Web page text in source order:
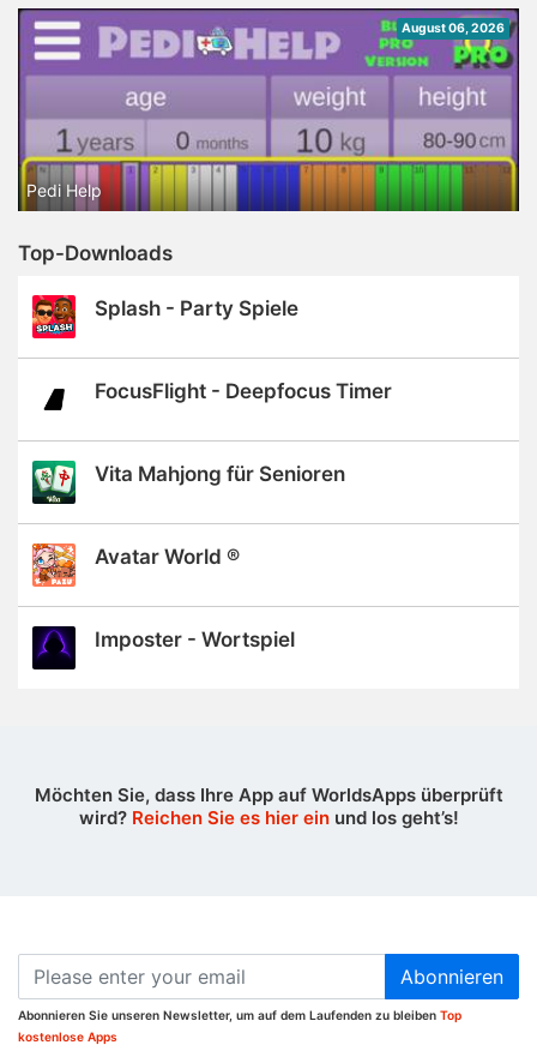
August 06, 2026
Pedi Help
Top-Downloads
Splash - Party Spiele
FocusFlight - Deepfocus Timer
Vita Mahjong für Senioren
Avatar World ®
Imposter - Wortspiel
Möchten Sie, dass Ihre App auf WorldsApps überprüft
wird? Reichen Sie es hier einund los geht’s!
Abonnieren
Abonnieren Sie unseren Newsletter, um auf dem Laufenden zu bleiben Top
kostenlose Apps